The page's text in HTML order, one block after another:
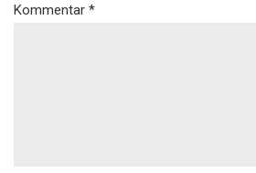
Kommentar *